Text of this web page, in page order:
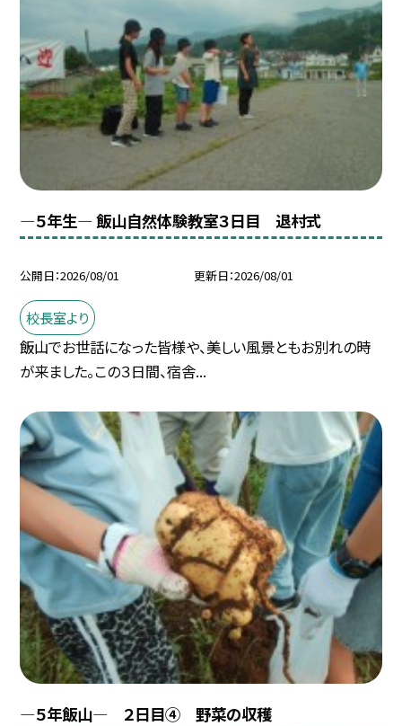
―５年生― 飯山自然体験教室３日目 退村式
公開日 2026/08/01 更新日 2026/08/01
校長室より
飯山でお世話になった皆様や、美しい風景ともお別れの時
が来ました。この３日間、宿舎...
―５年飯山― ２日目④ 野菜の収穫